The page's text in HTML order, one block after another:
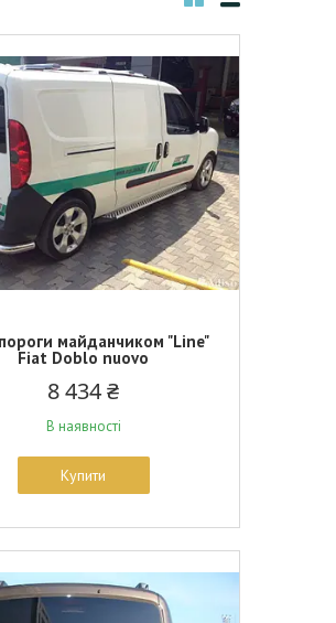
пороги майданчиком "Line"
Fiat Doblo nuovo
8 434 ₴
В наявності
Купити